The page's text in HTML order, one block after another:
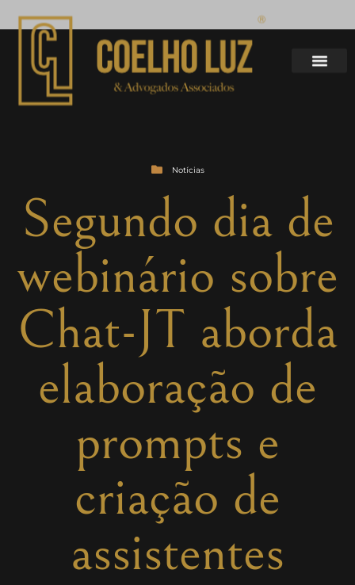
Notícias
Segundo dia de
webinário sobre
Chat-JT aborda
elaboração de
prompts e
criação de
assistentes